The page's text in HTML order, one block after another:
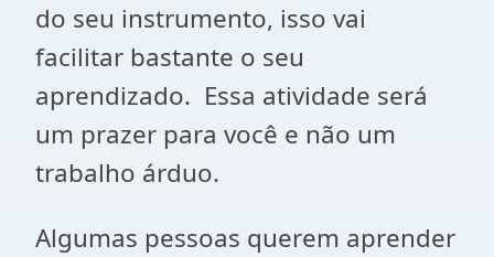
do seu instrumento, isso vai
facilitar bastante o seu
aprendizado. Essa atividade será
um prazer para você e não um
trabalho árduo.
Algumas pessoas querem aprender